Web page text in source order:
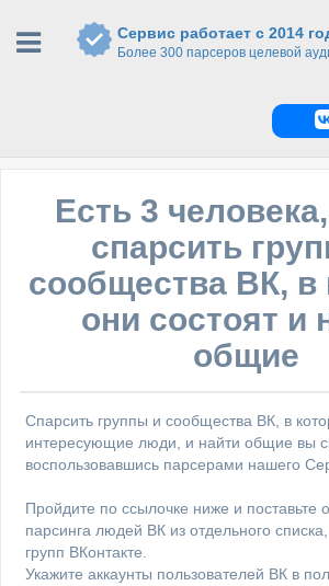
Сервис работает с 2014
Более 300 парсеров целевой
Есть 3
спарсить
сообщества ВК, в
они состоят и
общие
Спарсить группы и сообщества ВК, в
интересующие люди, и найти общие вы
воспользовавшись парсерами нашего
Пройдите по ссылочке ниже и поставьте
парсинга людей ВК из отдельного
групп ВКонтакте.
Укажите аккаунты пользователей ВК в